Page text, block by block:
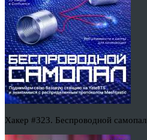
Хакер #323. Беспроводной самопал